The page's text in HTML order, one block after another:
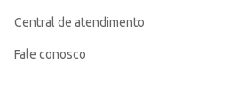
Conteúdo: 900ml
Central de atendimento
Fale conosco